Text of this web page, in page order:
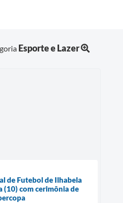
Esporte e Lazer
de Futebol de Ilhabela
(10) com cerimônia de